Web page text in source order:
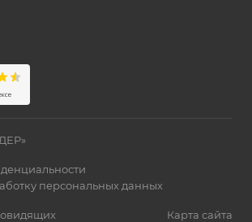
персональных данных
Карта сайта